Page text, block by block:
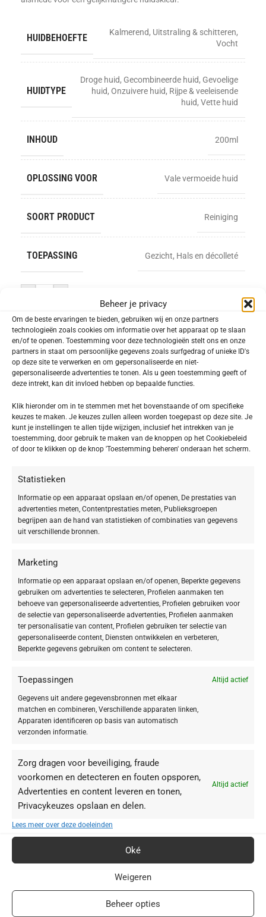
Beheer je privacy
Om de beste ervaringen te bieden, gebruiken wij en onze partners
technologieën zoals cookies om informatie over het apparaat op te slaan
en/of te openen. Toestemming voor deze technologieën stelt ons en onze
partners in staat om persoonlijke gegevens zoals surfgedrag of unieke ID's
op deze site te verwerken en om gepersonaliseerde en niet-
gepersonaliseerde advertenties te tonen. Als u geen toestemming geeft of
deze intrekt, kan dit invloed hebben op bepaalde functies.
Klik hieronder om in te stemmen met het bovenstaande of om specifieke
keuzes te maken. Je keuzes zullen alleen worden toegepast op deze site. Je
kunt je instellingen te allen tijde wijzigen, inclusief het intrekken van je
toestemming, door gebruik te maken van de knoppen op het Cookiebeleid
of door te klikken op de knop 'Toestemming beheren' onderaan het scherm.
Statistieken
Informatie op een apparaat opslaan en/of openen, De prestaties van
advertenties meten, Contentprestaties meten, Publieksgroepen
begrijpen aan de hand van statistieken of combinaties van gegevens
uit verschillende bronnen.
Marketing
Informatie op een apparaat opslaan en/of openen, Beperkte gegevens
gebruiken om advertenties te selecteren, Profielen aanmaken ten
behoeve van gepersonaliseerde advertenties, Profielen gebruiken voor
de selectie van gepersonaliseerde advertenties, Profielen aanmaken
ter personalisatie van content, Profielen gebruiken ter selectie van
gepersonaliseerde content, Diensten ontwikkelen en verbeteren,
Beperkte gegevens gebruiken om content te selecteren.
Toepassingen Altijd actief
Gegevens uit andere gegevensbronnen met elkaar
matchen en combineren, Verschillende apparaten linken,
Apparaten identificeren op basis van automatisch
verzonden informatie.
Zorg dragen voor beveiliging, fraude
voorkomen en detecteren en fouten opsporen,
Advertenties en content leveren en tonen,
Privacykeuzes opslaan en delen.
Altijd actief
Lees meer over deze doeleinden
Oké
Weigeren
Beheer opties
HUIDBEHOEFTE Kalmerend, Uitstraling & schitteren,
Vocht
HUIDTYPE
Droge huid, Gecombineerde huid, Gevoelige
huid, Onzuivere huid, Rijpe & veeleisende
huid, Vette huid
INHOUD 200ml
OPLOSSING VOOR Vale vermoeide huid
SOORT PRODUCT Reiniging
TOEPASSING Gezicht, Hals en décolleté
TOEVOEGEN AAN WINKELWAGEN
Toevoegen aan verlanglijst
SKU:401679
Delen:
Soothing Rose Toner
Tonificerend gezichtswater zonder alcohol, voor
alle huidtypes – zelfs voor je gevoelige huid.
microbioom.
Een damastroos-extract ondersteunt de bescherming van je huid tegen
stress, terwijl een eiwittenextract uit moringa-zaad je huid tegen
schadelijke omgevingsfactoren beschermt. De provitamine B5 in dit
product kalmeert je huid.
daarna aangebrachte verzorgingsproducten optimaal
opnemen.
Toepassing:
zachtjes over gezicht, hals en decolleté vegen. Laat het kort intrekken en
vervolg met je gebruikelijke huidverzorgingsproducten.
Je zou ook kunnen houden van …